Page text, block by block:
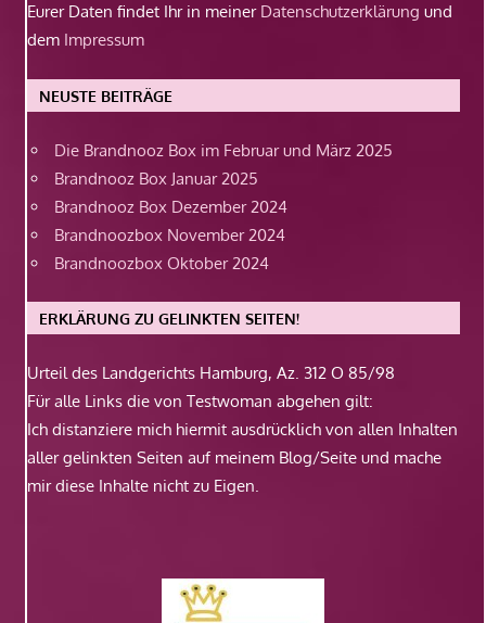
Eurer Daten findet Ihr in meiner Datenschutzerklärung und
dem Impressum
NEUSTE BEITRÄGE
Die Brandnooz Box im Februar und März 2025
Brandnooz Box Januar 2025
Brandnooz Box Dezember 2024
Brandnoozbox November 2024
Brandnoozbox Oktober 2024
ERKLÄRUNG ZU GELINKTEN SEITEN!
Urteil des Landgerichts Hamburg, Az. 312 O 85/98
Für alle Links die von Testwoman abgehen gilt:
Ich distanziere mich hiermit ausdrücklich von allen Inhalten
aller gelinkten Seiten auf meinem Blog/Seite und mache
mir diese Inhalte nicht zu Eigen.